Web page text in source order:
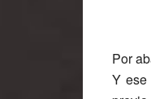
Por
Y ese